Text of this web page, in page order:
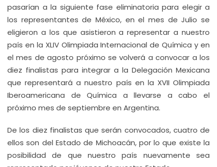
pasarían a la siguiente fase eliminatoria para elegir a
los representantes de México, en el mes de Julio se
eligieron a los que asistieron a representar a nuestro
país en la XLIV Olimpiada Internacional de Química y en
el mes de agosto próximo se volverá a convocar a los
diez finalistas para integrar a la Delegación Mexicana
que representará a nuestro país en la XVII Olimpiada
Iberoamericana de Química a llevarse a cabo el
próximo mes de septiembre en Argentina.
De los diez finalistas que serán convocados, cuatro de
ellos son del Estado de Michoacán, por lo que existe la
posibilidad de que nuestro país nuevamente sea